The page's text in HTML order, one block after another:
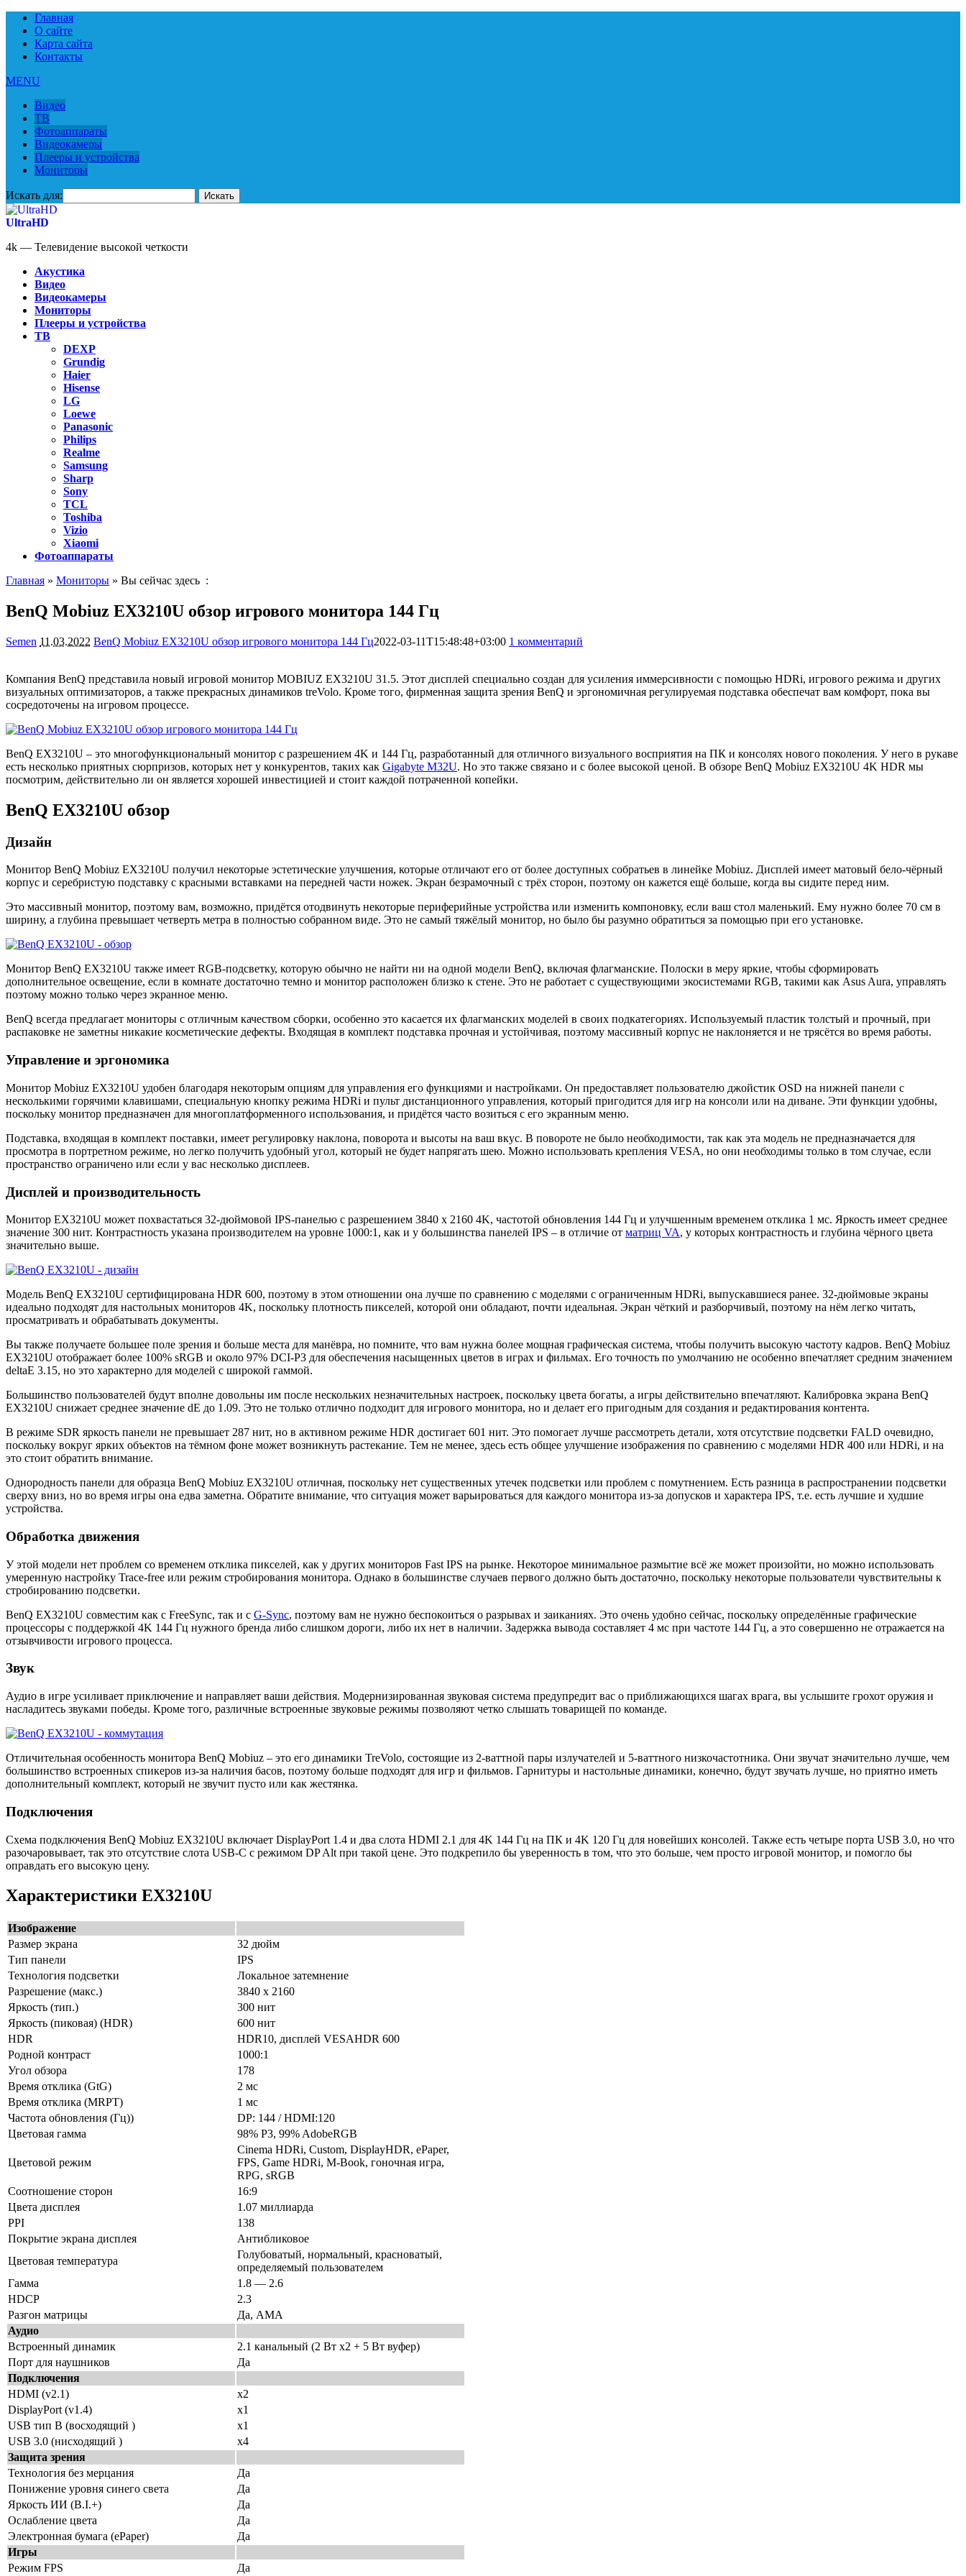
Главная
О сайте
Карта сайта
Контакты
MENU
Видео
ТВ
Фотоаппараты
Видеокамеры
Плееры и устройства
Мониторы
Искать для:
UltraHD
4k — Телевидение высокой четкости
Акустика
Видео
Видеокамеры
Мониторы
Плееры и устройства
ТВ
DEXP
Grundig
Haier
Hisense
LG
Loewe
Panasonic
Philips
Realme
Samsung
Sharp
Sony
TCL
Toshiba
Vizio
Xiaomi
Фотоаппараты
Главная » Мониторы » Вы сейчас здесь :
BenQ Mobiuz EX3210U обзор игрового монитора 144 Гц
Semen 11.03.2022 BenQ Mobiuz EX3210U обзор игрового монитора 144 Гц2022-03-11T15:48:48+03:00 1 комментарий
Компания BenQ представила новый игровой монитор MOBIUZ EX3210U 31.5. Этот дисплей специально создан для усиления иммерсивности с помощью HDRi, игрового режима и других
визуальных оптимизаторов, а также прекрасных динамиков treVolo. Кроме того, фирменная защита зрения BenQ и эргономичная регулируемая подставка обеспечат вам комфорт, пока вы
сосредоточены на игровом процессе.
BenQ EX3210U – это многофункциональный монитор с разрешением 4K и 144 Гц, разработанный для отличного визуального восприятия на ПК и консолях нового поколения. У него в рукаве
есть несколько приятных сюрпризов, которых нет у конкурентов, таких как Gigabyte M32U. Но это также связано и с более высокой ценой. В обзоре BenQ Mobiuz EX3210U 4K HDR мы
посмотрим, действительно ли он является хорошей инвестицией и стоит каждой потраченной копейки.
BenQ EX3210U обзор
Дизайн
Монитор BenQ Mobiuz EX3210U получил некоторые эстетические улучшения, которые отличают его от более доступных собратьев в линейке Mobiuz. Дисплей имеет матовый бело-чёрный
корпус и серебристую подставку с красными вставками на передней части ножек. Экран безрамочный с трёх сторон, поэтому он кажется ещё больше, когда вы сидите перед ним.
Это массивный монитор, поэтому вам, возможно, придётся отодвинуть некоторые периферийные устройства или изменить компоновку, если ваш стол маленький. Ему нужно более 70 см в
ширину, а глубина превышает четверть метра в полностью собранном виде. Это не самый тяжёлый монитор, но было бы разумно обратиться за помощью при его установке.
Монитор BenQ EX3210U также имеет RGB-подсветку, которую обычно не найти ни на одной модели BenQ, включая флагманские. Полоски в меру яркие, чтобы сформировать
дополнительное освещение, если в комнате достаточно темно и монитор расположен близко к стене. Это не работает с существующими экосистемами RGB, такими как Asus Aura, управлять
поэтому можно только через экранное меню.
BenQ всегда предлагает мониторы с отличным качеством сборки, особенно это касается их флагманских моделей в своих подкатегориях. Используемый пластик толстый и прочный, при
распаковке не заметны никакие косметические дефекты. Входящая в комплект подставка прочная и устойчивая, поэтому массивный корпус не наклоняется и не трясётся во время работы.
Управление и эргономика
Монитор Mobiuz EX3210U удобен благодаря некоторым опциям для управления его функциями и настройками. Он предоставляет пользователю джойстик OSD на нижней панели с
несколькими горячими клавишами, специальную кнопку режима HDRi и пульт дистанционного управления, который пригодится для игр на консоли или на диване. Эти функции удобны,
поскольку монитор предназначен для многоплатформенного использования, и придётся часто возиться с его экранным меню.
Подставка, входящая в комплект поставки, имеет регулировку наклона, поворота и высоты на ваш вкус. В повороте не было необходимости, так как эта модель не предназначается для
просмотра в портретном режиме, но легко получить удобный угол, который не будет напрягать шею. Можно использовать крепления VESA, но они необходимы только в том случае, если
пространство ограничено или если у вас несколько дисплеев.
Дисплей и производительность
Монитор EX3210U может похвастаться 32-дюймовой IPS-панелью с разрешением 3840 x 2160 4K, частотой обновления 144 Гц и улучшенным временем отклика 1 мс. Яркость имеет среднее
значение 300 нит. Контрастность указана производителем на уровне 1000:1, как и у большинства панелей IPS – в отличие от матриц VA, у которых контрастность и глубина чёрного цвета
значительно выше.
Модель BenQ EX3210U сертифицирована HDR 600, поэтому в этом отношении она лучше по сравнению с моделями с ограниченным HDRi, выпускавшиеся ранее. 32-дюймовые экраны
идеально подходят для настольных мониторов 4K, поскольку плотность пикселей, которой они обладают, почти идеальная. Экран чёткий и разборчивый, поэтому на нём легко читать,
просматривать и обрабатывать документы.
Вы также получаете большее поле зрения и больше места для манёвра, но помните, что вам нужна более мощная графическая система, чтобы получить высокую частоту кадров. BenQ Mobiuz
EX3210U отображает более 100% sRGB и около 97% DCI-P3 для обеспечения насыщенных цветов в играх и фильмах. Его точность по умолчанию не особенно впечатляет средним значением
deltaE 3.15, но это характерно для моделей с широкой гаммой.
Большинство пользователей будут вполне довольны им после нескольких незначительных настроек, поскольку цвета богаты, а игры действительно впечатляют. Калибровка экрана BenQ
EX3210U снижает среднее значение dE до 1.09. Это не только отлично подходит для игрового монитора, но и делает его пригодным для создания и редактирования контента.
В режиме SDR яркость панели не превышает 287 нит, но в активном режиме HDR достигает 601 нит. Это помогает лучше рассмотреть детали, хотя отсутствие подсветки FALD очевидно,
поскольку вокруг ярких объектов на тёмном фоне может возникнуть растекание. Тем не менее, здесь есть общее улучшение изображения по сравнению с моделями HDR 400 или HDRi, и на
это стоит обратить внимание.
Однородность панели для образца BenQ Mobiuz EX3210U отличная, поскольку нет существенных утечек подсветки или проблем с помутнением. Есть разница в распространении подсветки
сверху вниз, но во время игры она едва заметна. Обратите внимание, что ситуация может варьироваться для каждого монитора из-за допусков и характера IPS, т.е. есть лучшие и худшие
устройства.
Обработка движения
У этой модели нет проблем со временем отклика пикселей, как у других мониторов Fast IPS на рынке. Некоторое минимальное размытие всё же может произойти, но можно использовать
умеренную настройку Trace-free или режим стробирования монитора. Однако в большинстве случаев первого должно быть достаточно, поскольку некоторые пользователи чувствительны к
стробированию подсветки.
BenQ EX3210U совместим как с FreeSync, так и с G-Sync, поэтому вам не нужно беспокоиться о разрывах и заиканиях. Это очень удобно сейчас, поскольку определённые графические
процессоры с поддержкой 4K 144 Гц нужного бренда либо слишком дороги, либо их нет в наличии. Задержка вывода составляет 4 мс при частоте 144 Гц, а это совершенно не отражается на
отзывчивости игрового процесса.
Звук
Аудио в игре усиливает приключение и направляет ваши действия. Модернизированная звуковая система предупредит вас о приближающихся шагах врага, вы услышите грохот оружия и
насладитесь звуками победы. Кроме того, различные встроенные звуковые режимы позволяют четко слышать товарищей по команде.
Отличительная особенность монитора BenQ Mobiuz – это его динамики TreVolo, состоящие из 2-ваттной пары излучателей и 5-ваттного низкочастотника. Они звучат значительно лучше, чем
большинство встроенных спикеров из-за наличия басов, поэтому больше подходят для игр и фильмов. Гарнитуры и настольные динамики, конечно, будут звучать лучше, но приятно иметь
дополнительный комплект, который не звучит пусто или как жестянка.
Подключения
Схема подключения BenQ Mobiuz EX3210U включает DisplayPort 1.4 и два слота HDMI 2.1 для 4K 144 Гц на ПК и 4K 120 Гц для новейших консолей. Также есть четыре порта USB 3.0, но что
разочаровывает, так это отсутствие слота USB-C с режимом DP Alt при такой цене. Это подкрепило бы уверенность в том, что это больше, чем просто игровой монитор, и помогло бы
оправдать его высокую цену.
Характеристики EX3210U
Изображение
Размер экрана
32 дюйм
Тип панели
IPS
Технология подсветки
Локальное затемнение
Разрешение (макс.)
3840 х 2160
Яркость (тип.)
300 нит
Яркость (пиковая) (HDR)
600 нит
HDR
HDR10, дисплей VESAHDR 600
Родной контраст
1000:1
Угол обзора
178
Время отклика (GtG)
2 мс
Время отклика (MRPT)
1 мс
Частота обновления (Гц))
DP: 144 / HDMI:120
Цветовая гамма
98% P3, 99% AdobeRGB
Цветовой режим
Cinema HDRi, Custom, DisplayHDR, ePaper,
FPS, Game HDRi, M-Book, гоночная игра,
RPG, sRGB
Соотношение сторон
16:9
Цвета дисплея
1.07 миллиарда
PPI
138
Покрытие экрана дисплея
Антибликовое
Цветовая температура
Голубоватый, нормальный, красноватый,
определяемый пользователем
Гамма
1.8 — 2.6
HDCP
2.3
Разгон матрицы
Да, AMA
Аудио
Встроенный динамик
2.1 канальный (2 Вт x2 + 5 Вт вуфер)
Порт для наушников
Да
Подключения
HDMI (v2.1)
х2
DisplayPort (v1.4)
х1
USB тип B (восходящий )
х1
USB 3.0 (нисходящий )
х4
Защита зрения
Технология без мерцания
Да
Понижение уровня синего света
Да
Яркость ИИ (B.I.+)
Да
Ослабление цвета
Да
Электронная бумага (ePaper)
Да
Игры
Режим FPS
Да